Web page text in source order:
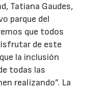
Tatiana Gaudes,
parque del
que todos
de este
la inclusión
todas las
realizando”. La